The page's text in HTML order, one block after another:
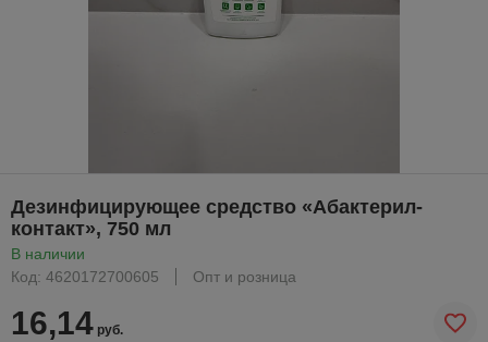
Дезинфицирующее средство «Абактерил-
контакт», 750 мл
В наличии
Код: 4620172700605
Опт и розница
16,14 руб.